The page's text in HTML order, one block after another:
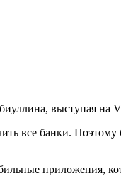
выступая на
банки. Поэтому
приложения,